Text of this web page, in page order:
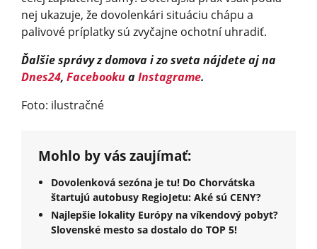
nej ukazuje, že dovolenkári situáciu chápu a
palivové príplatky sú zvyčajne ochotní uhradiť.
Ďalšie správy z domova i zo sveta nájdete aj na
Dnes24, FacebookuaInstagrame.
Foto: ilustračné
Mohlo by vás zaujímať:
Dovolenková sezóna je tu! Do Chorvátska
štartujú autobusy RegioJetu: Aké sú CENY?
Najlepšie lokality Európy na víkendový pobyt?
Slovenské mesto sa dostalo do TOP 5!